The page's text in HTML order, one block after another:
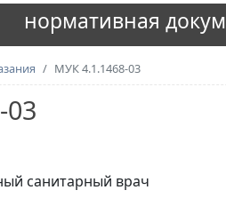
нормативная
МУК 4.1.1468-03
санитарный врач